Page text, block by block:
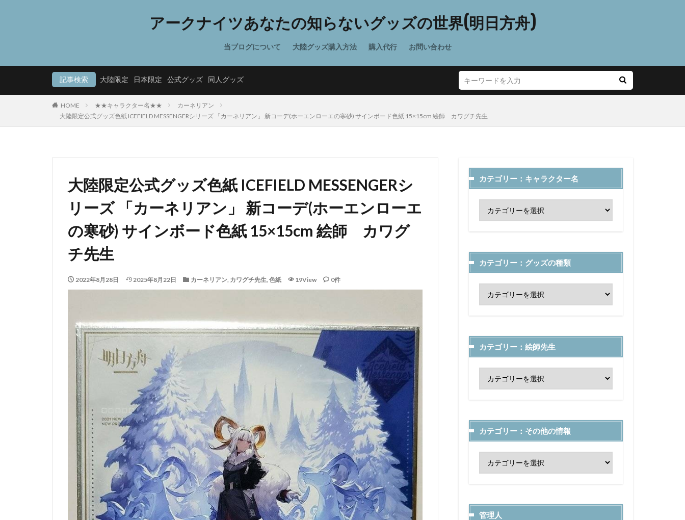
アークナイツあなたの知らないグッズの世界(明日方舟)
当ブログについて 大陸グッズ購入方法 購入代行 お問い合わせ
記事検索 大陸限定 日本限定 公式グッズ 同人グッズ
HOME ★★キャラクター名★★
カーネリアン
大陸限定公式グッズ色紙 ICEFIELD MESSENGERシリーズ 「カーネリアン」 新コーデ(ホーエンローエの寒砂) サインボード色紙 15×15cm 絵師 カワグチ先生
大陸限定公式グッズ色紙 ICEFIELD MESSENGERシ
リーズ 「カーネリアン」 新コーデ(ホーエンローエ
の寒砂) サインボード色紙 15×15cm 絵師 カワグ
チ先生
2022年8月28日 2025年8月22日 カーネリアン, カワグチ先生, 色紙 19View 0件
カテゴリー：キャラクター名
カテゴリー：グッズの種類
カテゴリー：絵師先生
カテゴリー：その他の情報
管理人